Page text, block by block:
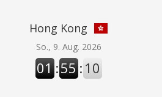
Hong Kong
So., 9. Aug. 2026
01 :55 : 10